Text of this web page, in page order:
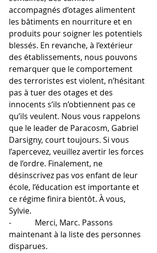
accompagnés d’otages alimentent
les bâtiments en nourriture et en
produits pour soigner les potentiels
blessés. En revanche, à l’extérieur
des établissements, nous pouvons
remarquer que le comportement
des terroristes est violent, n’hésitant
pas à tuer des otages et des
innocents s’ils n’obtiennent pas ce
qu’ils veulent. Nous vous rappelons
que le leader de Paracosm, Gabriel
Darsigny, court toujours. Si vous
l’apercevez, veuillez avertir les forces
de l’ordre. Finalement, ne
désinscrivez pas vos enfant de leur
école, l’éducation est importante et
ce régime finira bientôt. À vous,
Sylvie.
-            Merci, Marc. Passons
maintenant à la liste des personnes
disparues.